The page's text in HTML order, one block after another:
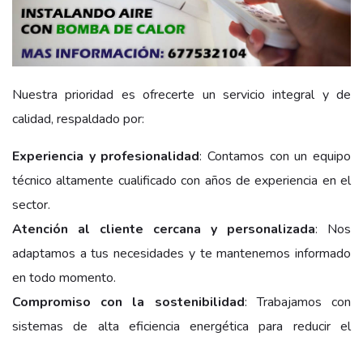
Nuestra prioridad es ofrecerte un servicio integral y de
calidad, respaldado por:
Experiencia y profesionalidad: Contamos con un equipo
técnico altamente cualificado con años de experiencia en el
sector.
Atención al cliente cercana y personalizada: Nos
adaptamos a tus necesidades y te mantenemos informado
en todo momento.
Compromiso con la sostenibilidad: Trabajamos con
sistemas de alta eficiencia energética para reducir el